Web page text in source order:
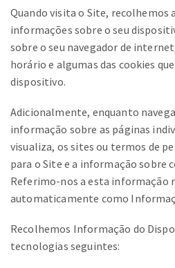
Quando visita o Site,
informações sobre o seu
sobre o seu navegador de
horário e algumas das cookies
dispositivo.
Adicionalmente, enquanto
informação sobre as páginas
visualiza, os sites ou termos de
para o Site e a informação sobre
Referimo-nos a esta informação
automaticamente como
Recolhemos Informação do
tecnologias seguintes: